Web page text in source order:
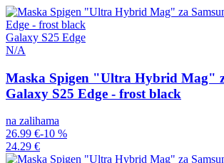
Galaxy S25 Edge
N/A
Maska Spigen "Ultra Hybrid Mag"
Galaxy S25 Edge - frost black
na zalihama
26.99 €-10 %
24.29 €